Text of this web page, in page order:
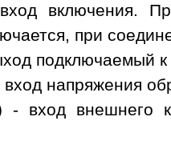
включения.
при
подключаемый
напряжения
- вход внешнего